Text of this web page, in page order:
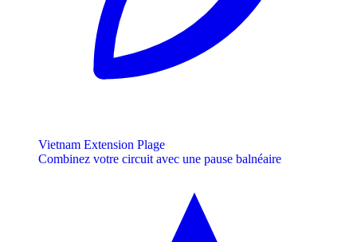
Vietnam Extension Plage
Combinez votre circuit avec une pause balnéaire